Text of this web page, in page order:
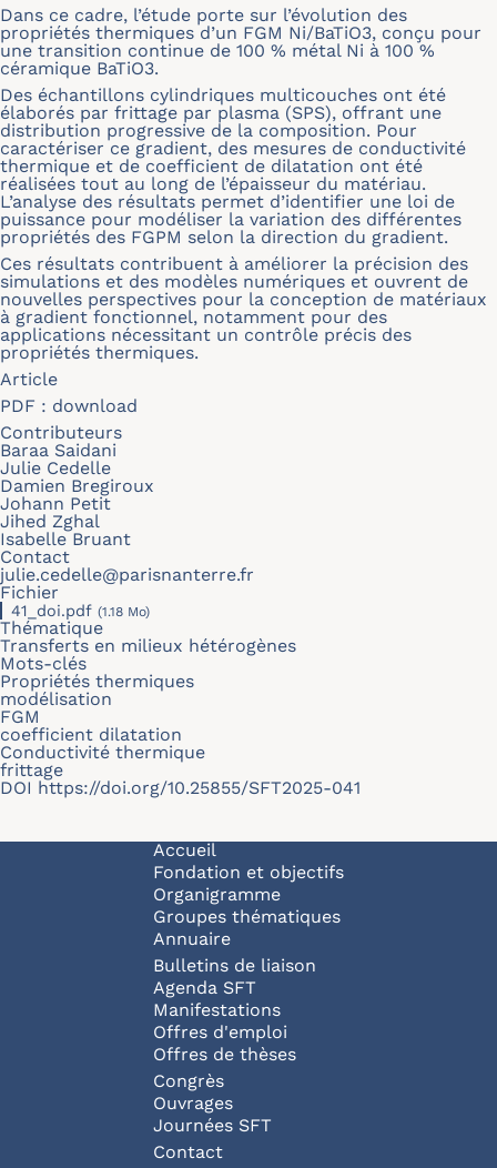
Dans ce cadre, l’étude porte sur l’évolution des
propriétés thermiques d’un FGM Ni/BaTiO3, conçu pour
une transition continue de 100 % métal Ni à 100 %
céramique BaTiO3.
Des échantillons cylindriques multicouches ont été
élaborés par frittage par plasma (SPS), offrant une
distribution progressive de la composition. Pour
caractériser ce gradient, des mesures de conductivité
thermique et de coefficient de dilatation ont été
réalisées tout au long de l’épaisseur du matériau.
L’analyse des résultats permet d’identifier une loi de
puissance pour modéliser la variation des différentes
propriétés des FGPM selon la direction du gradient.
Ces résultats contribuent à améliorer la précision des
simulations et des modèles numériques et ouvrent de
nouvelles perspectives pour la conception de matériaux
à gradient fonctionnel, notamment pour des
applications nécessitant un contrôle précis des
propriétés thermiques.
Article
PDF : download
Contributeurs
Baraa Saidani
Julie Cedelle
Damien Bregiroux
Johann Petit
Jihed Zghal
Isabelle Bruant
Contact
julie.cedelle@parisnanterre.fr
Fichier
41_doi.pdf (1.18 Mo)
Thématique
Transferts en milieux hétérogènes
Mots-clés
Propriétés thermiques
modélisation
FGM
coefficient dilatation
Conductivité thermique
frittage
DOI https://doi.org/10.25855/SFT2025-041
Navigation principale
Accueil
Fondation et objectifs
Organigramme
Groupes thématiques
Annuaire
Bulletins de liaison
Agenda SFT
Manifestations
Offres d'emploi
Offres de thèses
Congrès
Ouvrages
Journées SFT
Pied de page
Contact